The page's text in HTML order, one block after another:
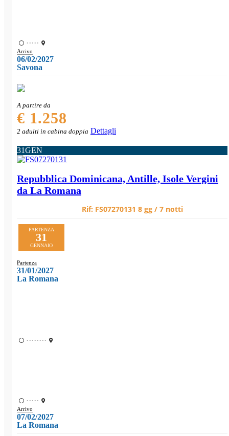
•••••
Arrivo
06/02/2027
Savona
A partire da
€ 1.258
2 adulti in cabina doppia Dettagli
31GEN
Repubblica Dominicana, Antille, Isole Vergini
da La Romana
Rif: FS07270131 8 gg / 7 notti
PARTENZA
31
GENNAIO
Partenza
31/01/2027
La Romana
••••••••
•••••
Arrivo
07/02/2027
La Romana